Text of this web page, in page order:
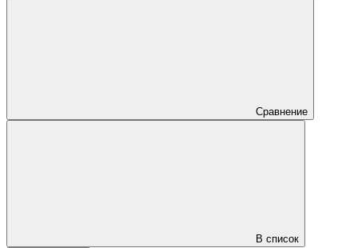
Сравнение
В список